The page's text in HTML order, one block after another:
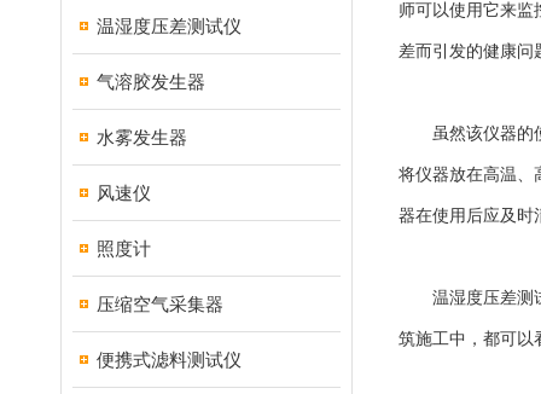
温湿度压差测试仪
气溶胶发生器
水雾发生器
风速仪
照度计
压缩空气采集器
便携式滤料测试仪
师可以使用它来监
差而引发的健康问
虽然该仪器的使
将仪器放在高温、
器在使用后应及时
温湿度压差测试
筑施工中，都可以